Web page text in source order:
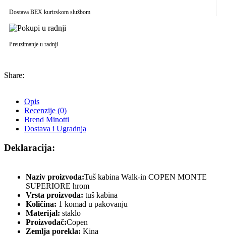
Dostava BEX kurirskom službom
Preuzimanje u radnji
Share:
Opis
Recenzije (0)
Brend Minotti
Dostava i Ugradnja
Deklaracija:
Naziv proizvoda:Tuš kabina Walk-in COPEN MONTE
SUPERIORE hrom
Vrsta proizvoda: tuš kabina
Količina: 1 komad u pakovanju
Materijal: staklo
Proizvođač:Copen
Zemlja porekla: Kina